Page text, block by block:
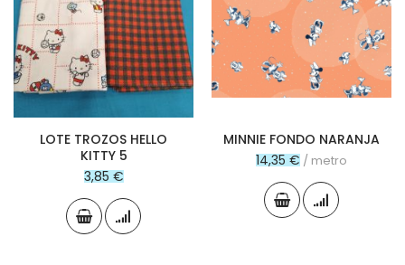
LOTE TROZOS HELLO
KITTY 5
3,85 €
MINNIE FONDO NARANJA
14,35 € / metro